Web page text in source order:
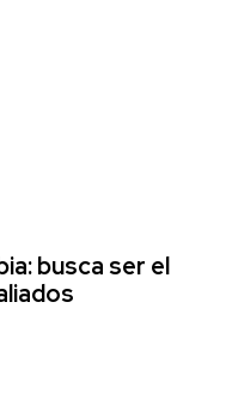
busca ser el